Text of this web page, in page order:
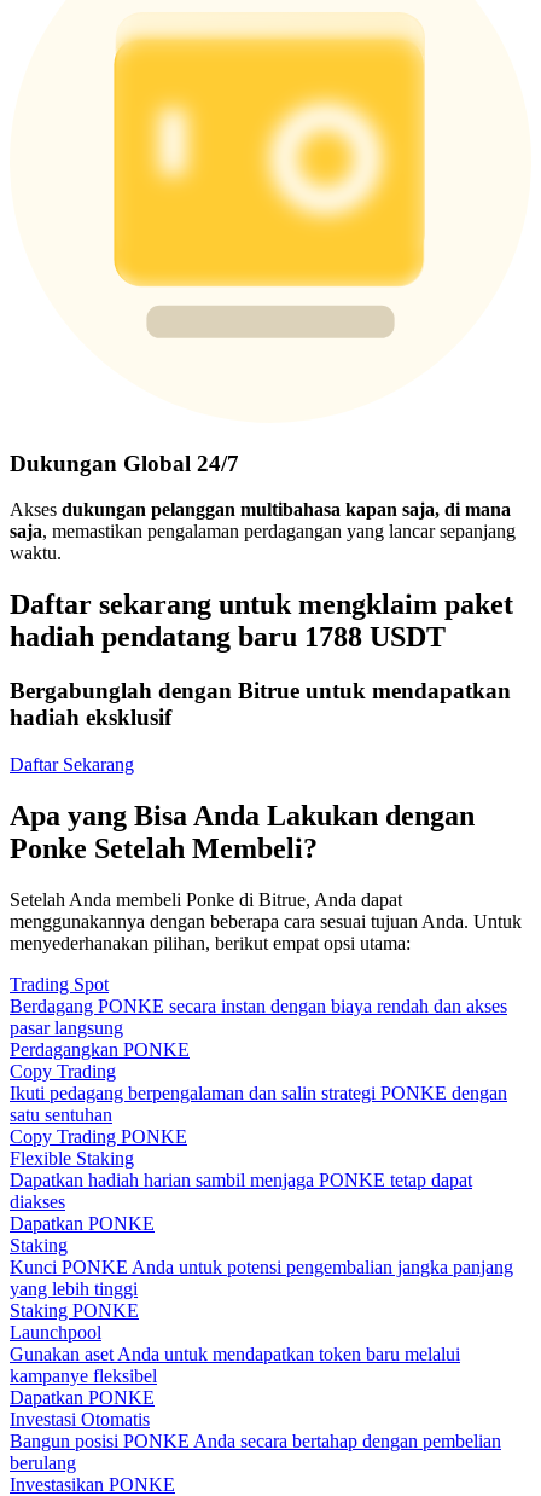
Dukungan Global 24/7
Akses dukungan pelanggan multibahasa kapan saja, di mana
saja, memastikan pengalaman perdagangan yang lancar sepanjang
waktu.
Daftar sekarang untuk mengklaim paket
hadiah pendatang baru 1788 USDT
Bergabunglah dengan Bitrue untuk mendapatkan
hadiah eksklusif
Daftar Sekarang
Apa yang Bisa Anda Lakukan dengan
Ponke Setelah Membeli?
Setelah Anda membeli Ponke di Bitrue, Anda dapat
menggunakannya dengan beberapa cara sesuai tujuan Anda. Untuk
menyederhanakan pilihan, berikut empat opsi utama:
Trading Spot
Berdagang PONKE secara instan dengan biaya rendah dan akses
pasar langsung
Perdagangkan PONKE
Copy Trading
Ikuti pedagang berpengalaman dan salin strategi PONKE dengan
satu sentuhan
Copy Trading PONKE
Flexible Staking
Dapatkan hadiah harian sambil menjaga PONKE tetap dapat
diakses
Dapatkan PONKE
Staking
Kunci PONKE Anda untuk potensi pengembalian jangka panjang
yang lebih tinggi
Staking PONKE
Launchpool
Gunakan aset Anda untuk mendapatkan token baru melalui
kampanye fleksibel
Dapatkan PONKE
Investasi Otomatis
Bangun posisi PONKE Anda secara bertahap dengan pembelian
berulang
Investasikan PONKE